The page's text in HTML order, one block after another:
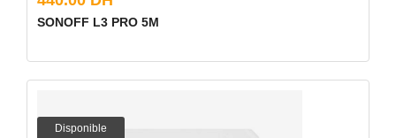
SONOFF L3 PRO 5M
Disponible